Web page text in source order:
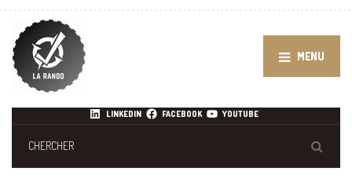
MENU
LINKEDIN FACEBOOK YOUTUBE